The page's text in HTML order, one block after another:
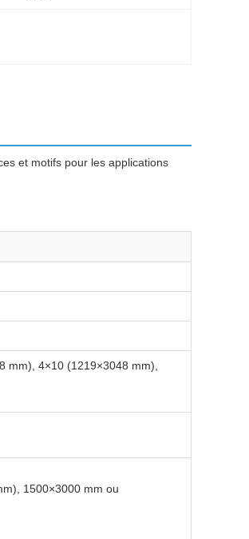
et motifs pour les applications
mm), 4×10 (1219×3048 mm),
1500×3000 mm ou